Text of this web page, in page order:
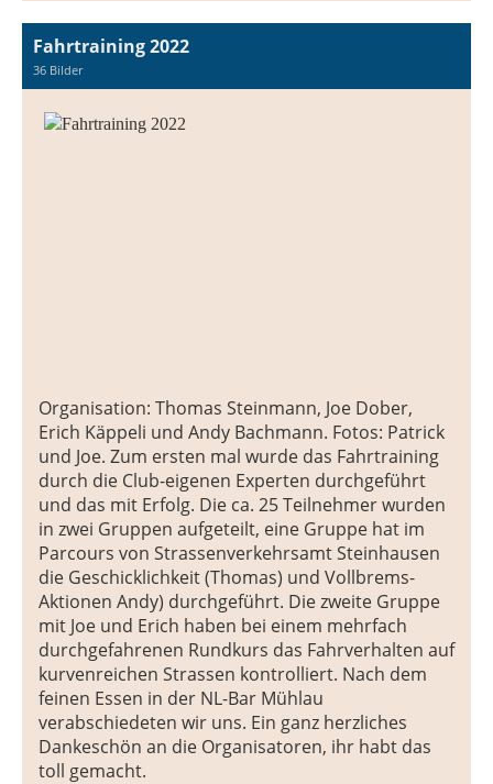
Fahrtraining 2022
36 Bilder
Organisation: Thomas Steinmann, Joe Dober,
Erich Käppeli und Andy Bachmann. Fotos: Patrick
und Joe. Zum ersten mal wurde das Fahrtraining
durch die Club-eigenen Experten durchgeführt
und das mit Erfolg. Die ca. 25 Teilnehmer wurden
in zwei Gruppen aufgeteilt, eine Gruppe hat im
Parcours von Strassenverkehrsamt Steinhausen
die Geschicklichkeit (Thomas) und Vollbrems-
Aktionen Andy) durchgeführt. Die zweite Gruppe
mit Joe und Erich haben bei einem mehrfach
durchgefahrenen Rundkurs das Fahrverhalten auf
kurvenreichen Strassen kontrolliert. Nach dem
feinen Essen in der NL-Bar Mühlau
verabschiedeten wir uns. Ein ganz herzliches
Dankeschön an die Organisatoren, ihr habt das
toll gemacht.